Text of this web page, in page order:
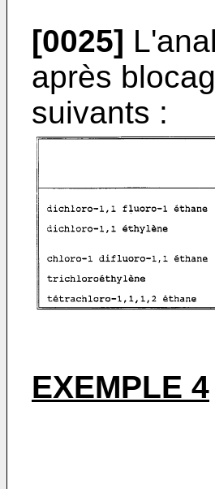
[0025]
après
suivants :
EXEMPLE 4